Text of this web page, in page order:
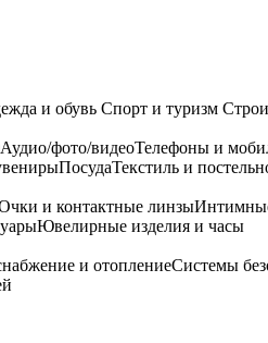
и обувь Спорт и туризм
Аудио/фото/видеоТелефоны и
ПосудаТекстиль и
и контактные линзы
Ювелирные изделия и часы
и отоплениеСистемы